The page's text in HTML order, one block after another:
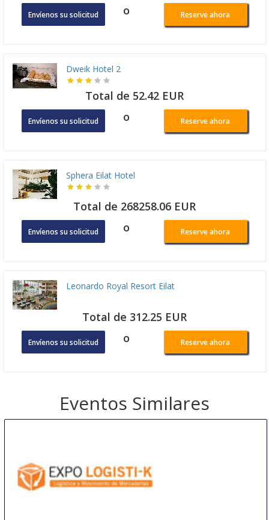
Envíenos su solicitud o Reserve ahora
Dweik Hotel 2
Total de 52.42 EUR
Envíenos su solicitud o Reserve ahora
Sphera Eilat Hotel
Total de 268258.06 EUR
Envíenos su solicitud o Reserve ahora
Leonardo Royal Resort Eilat
Total de 312.25 EUR
Envíenos su solicitud o Reserve ahora
Eventos Similares